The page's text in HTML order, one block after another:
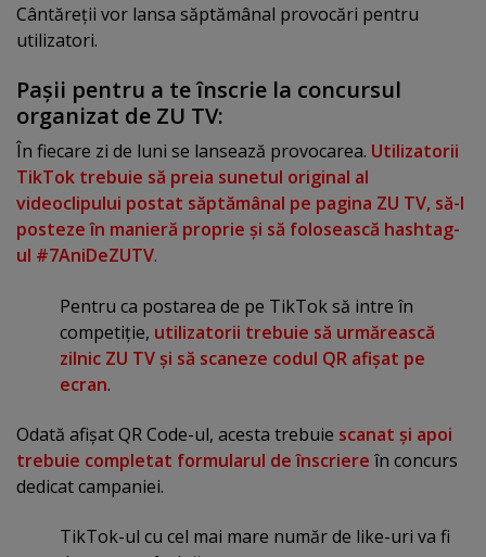
Cântăreţii vor lansa săptămânal provocări pentru
utilizatori.
Paşii pentru a te înscrie la concursul
organizat de ZU TV:
În fiecare zi de luni se lansează provocarea. Utilizatorii
TikTok trebuie să preia sunetul original al
videoclipului postat săptămânal pe pagina ZU TV, să-l
posteze în manieră proprie şi să folosească hashtag-
ul #7AniDeZUTV.
Pentru ca postarea de pe TikTok să intre în
competiţie, utilizatorii trebuie să urmărească
zilnic ZU TV şi să scaneze codul QR afişat pe
ecran.
Odată afişat QR Code-ul, acesta trebuie scanat şi apoi
trebuie completat formularul de înscriere în concurs
dedicat campaniei.
TikTok-ul cu cel mai mare număr de like-uri va fi